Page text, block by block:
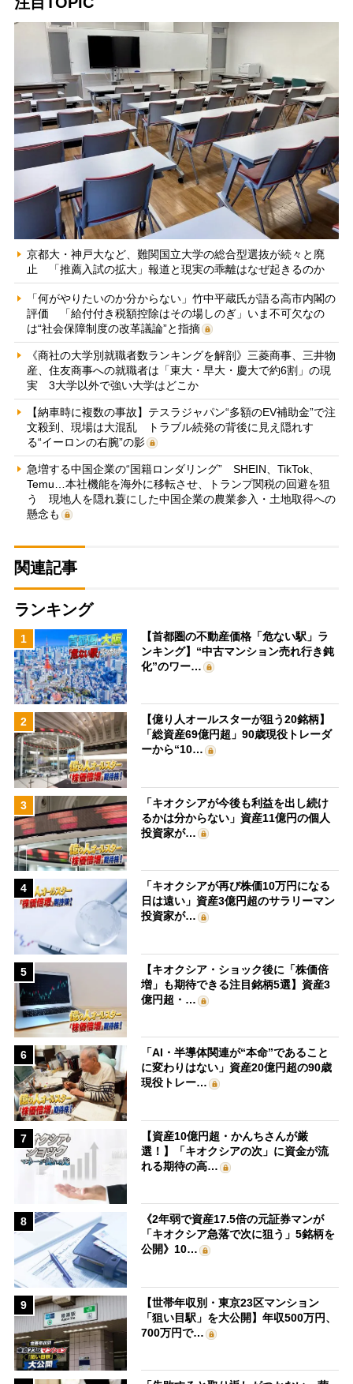
京都大・神戸大など、難関国立大学の総合型選抜が続々と廃
止 「推薦入試の拡大」報道と現実の乖離はなぜ起きるのか
「何がやりたいのか分からない」竹中平蔵氏が語る高市内閣の
評価 「給付付き税額控除はその場しのぎ」いま不可欠なの
は“社会保障制度の改革議論”と指摘
《商社の大学別就職者数ランキングを解剖》三菱商事、三井物
産、住友商事への就職者は「東大・早大・慶大で約6割」の現
実 3大学以外で強い大学はどこか
【納車時に複数の事故】テスラジャパン“多額のEV補助金”で注
文殺到、現場は大混乱 トラブル続発の背後に見え隠れす
る“イーロンの右腕”の影
急増する中国企業の“国籍ロンダリング” SHEIN、TikTok、
Temu…本社機能を海外に移転させ、トランプ関税の回避を狙
う 現地人を隠れ蓑にした中国企業の農業参入・土地取得への
懸念も
関連記事
ランキング
1
【首都圏の不動産価格「危ない駅」ラ
ンキング】“中古マンション売れ行き鈍
化”のワー…
2
【億り人オールスターが狙う20銘柄】
「総資産69億円超」90歳現役トレーダ
ーから“10…
3
「キオクシアが今後も利益を出し続け
るかは分からない」資産11億円の個人
投資家が…
4
「キオクシアが再び株価10万円になる
日は遠い」資産3億円超のサラリーマン
投資家が…
5
【キオクシア・ショック後に「株価倍
増」も期待できる注目銘柄5選】資産3
億円超・…
6
「AI・半導体関連が“本命”であること
に変わりはない」資産20億円超の90歳
現役トレー…
7
【資産10億円超・かんちさんが厳
選！】「キオクシアの次」に資金が流
れる期待の高…
8
《2年弱で資産17.5倍の元証券マンが
「キオクシア急落で次に狙う」5銘柄を
公開》10…
9
【世帯年収別・東京23区マンション
「狙い目駅」を大公開】年収500万円、
700万円で…